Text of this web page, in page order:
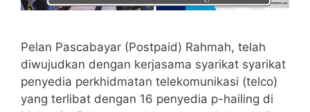
Pelan Pascabayar (Postpaid) Rahmah, telah
diwujudkan dengan kerjasama syarikat syarikat
penyedia perkhidmatan telekomunikasi (telco)
yang terlibat dengan 16 penyedia p-hailing di